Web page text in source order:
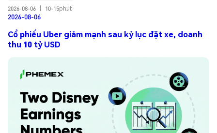
2026-08-06
10-15phút
2026-08-06
Cổ phiếu Uber giảm mạnh sau kỷ lục đặt xe, doanh
thu 10 tỷ USD